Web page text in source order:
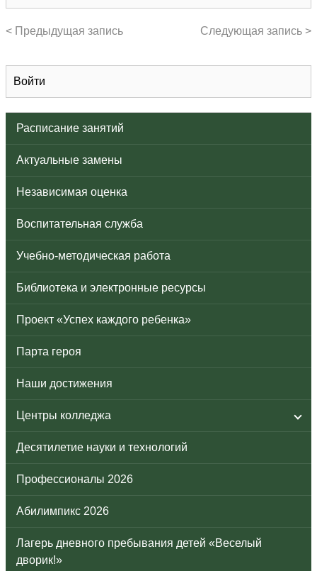
Войти
Расписание занятий
Актуальные замены
Независимая оценка
Воспитательная служба
Учебно-методическая работа
Библиотека и электронные ресурсы
Проект «Успех каждого ребенка»
Парта героя
Наши достижения
Центры колледжа
Десятилетие науки и технологий
Профессионалы 2026
Абилимпикс 2026
Лагерь дневного пребывания детей «Веселый
дворик!»
< Предыдущая запись Следующая запись >